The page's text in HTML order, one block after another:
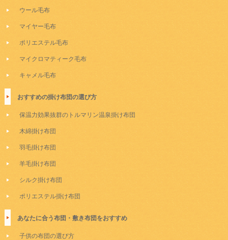
ウール毛布
マイヤー毛布
ポリエステル毛布
マイクロマティーク毛布
キャメル毛布
おすすめの掛け布団の選び方
保温力効果抜群のトルマリン温泉掛け布団
木綿掛け布団
羽毛掛け布団
羊毛掛け布団
シルク掛け布団
ポリエステル掛け布団
あなたに合う布団・敷き布団をおすすめ
子供の布団の選び方